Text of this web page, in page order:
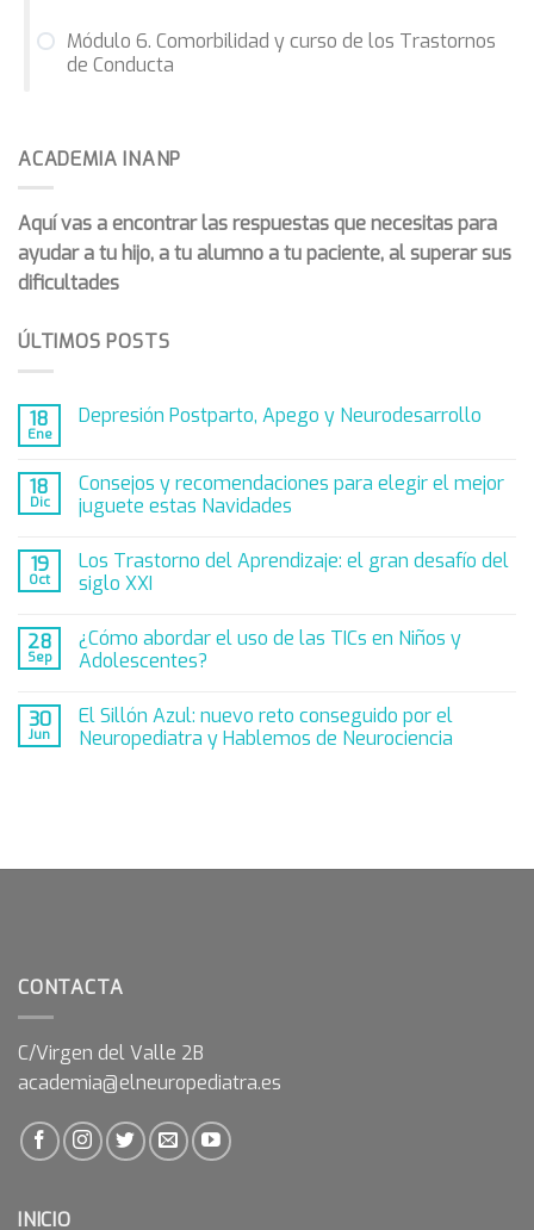
Módulo 6. Comorbilidad y curso de los Trastornos
de Conducta
ACADEMIA INANP
Aquí vas a encontrar las respuestas que necesitas para
ayudar a tu hijo, a tu alumno a tu paciente, al superar sus
dificultades
ÚLTIMOS POSTS
18
Ene
Depresión Postparto, Apego y Neurodesarrollo
18
Dic
Consejos y recomendaciones para elegir el mejor
juguete estas Navidades
19
Oct
Los Trastorno del Aprendizaje: el gran desafío del
siglo XXI
28
Sep
¿Cómo abordar el uso de las TICs en Niños y
Adolescentes?
30
Jun
El Sillón Azul: nuevo reto conseguido por el
Neuropediatra y Hablemos de Neurociencia
CONTACTA
C/Virgen del Valle 2B
academia@elneuropediatra.es
INICIO